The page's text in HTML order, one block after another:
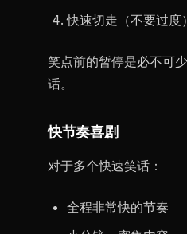
快速切走（不要过度）
笑点前的暂停是必不可
话。
快节奏喜剧
对于多个快速笑话：
全程非常快的节奏